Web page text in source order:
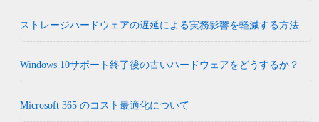
ストレージハードウェアの遅延による実務影響を軽減する方法
Windows 10サポート終了後の古いハードウェアをどうするか？
Microsoft 365 のコスト最適化について